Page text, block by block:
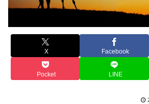
X Facebook
Pocket LINE